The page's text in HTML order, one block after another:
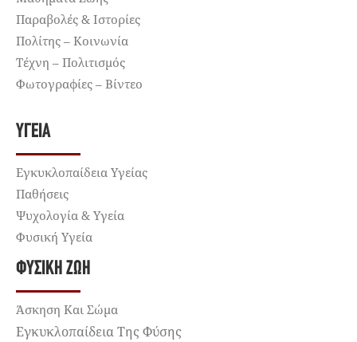
Παραβολές & Ιστορίες
Πολίτης – Κοινωνία
Τέχνη – Πολιτισμός
Φωτογραφίες – Βίντεο
ΥΓΕΊΑ
Εγκυκλοπαίδεια Υγείας
Παθήσεις
Ψυχολογία & Υγεία
Φυσική Υγεία
ΦΥΣΙΚΉ ΖΩΉ
Άσκηση Και Σώμα
Εγκυκλοπαίδεια Της Φύσης